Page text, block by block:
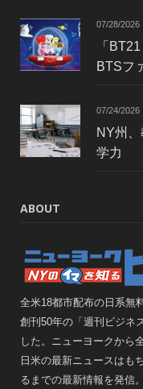
07/28/2026
「
BTSフ
07/24/2026
NY州
学力
ABOUT
全米18都市配布の日系無
創刊50年の「週刊ビジネ
した。ニューヨークから
日米の最新ニュースはも
るまでの最新情報を発信